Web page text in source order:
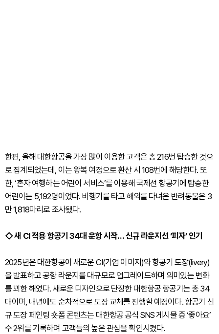
한편, 올해 대한항공을 가장 많이 이용한 고객은 총 216번 탑승한 것으
로 집계되었는데, 이는 왕복 여정으로 환산 시 108번에 해당한다. 또
한, ‘혼자 여행하는 어린이 서비스’를 이용해 국제선 항공기에 탑승한
어린이는 5,192명이었다. 비행기를 타고 해외를 다녀온 반려동물은 3
만 1,818마리로 조사됐다.
◇ 새 CI 적용 항공기 34대 운항 시작… 신규 라운지선 ‘피자’ 인기
2025년은 대한항공이 새로운 CI(기업 이미지)와 항공기 도장(livery)
을 발표하고 공항 라운지를 대규모로 업그레이드하며 의미있는 변화
를 꾀한 해였다. 새로운 디자인으로 단장한 대한항공 항공기는 총 34
대이며, 내년에도 순차적으로 도장 교체를 진행할 예정이다. 항공기 신
규 도장 페인팅 숏폼 콘텐츠는 대한항공 공식 SNS 게시물 중 ‘좋아요’
수 2위를 기록하며 고객들의 높은 관심을 확인시켰다.